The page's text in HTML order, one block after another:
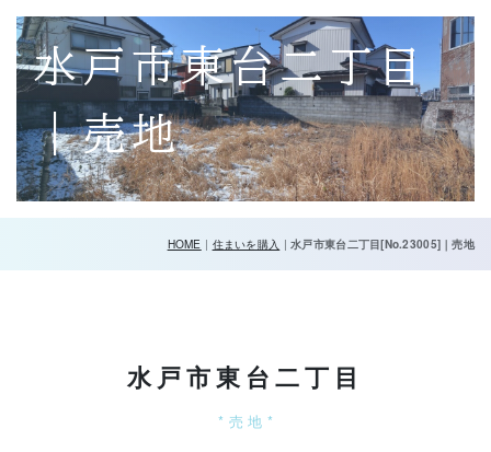
水戸市東台二丁目
｜売地
HOME | 住まいを購入 |水戸市東台二丁目[No.23005]｜売地
水戸市東台二丁目
* 売 地 *